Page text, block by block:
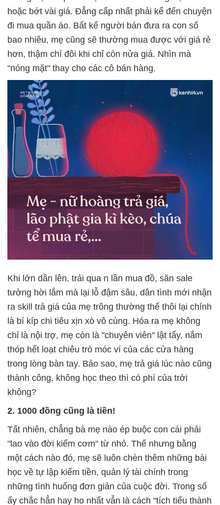
hoặc bớt vài giá. Đẳng cấp nhất phải kể đến chuyện
đi mua quần áo. Bất kể người bán đưa ra con số
bao nhiêu, mẹ cũng sẽ thường mua được với giá rẻ
hơn, thậm chí đôi khi chỉ còn nửa giá. Nhìn mà
"nóng mặt" thay cho các cô bán hàng.
Khi lớn dần lên, trải qua n lần mua đồ, săn sale
tưởng hời lắm mà lại lỗ đậm sâu, dân tình mới nhận
ra skill trả giá của mẹ trông thường thế thôi lại chính
là bí kíp chi tiêu xịn xò vô cùng. Hóa ra mẹ không
chỉ là nội trợ, mẹ còn là "chuyên viên" lật tẩy, nắm
thóp hết loạt chiêu trò móc ví của các cửa hàng
trong lòng bàn tay. Bảo sao, mẹ trả giá lúc nào cũng
thành công, không học theo thì có phí của trời
không?
2. 1000 đồng cũng là tiền!
Tất nhiên, chẳng bà mẹ nào ép buộc con cái phải
"lao vào đời kiếm cơm" từ nhỏ. Thế nhưng bằng
một cách nào đó, mẹ sẽ luôn chèn thêm những bài
học về tự lập kiếm tiền, quản lý tài chính trong
những tình huống đơn giản của cuộc đời. Trong số
ấy chắc hẳn hay ho nhất vẫn là cách "tích tiểu thành